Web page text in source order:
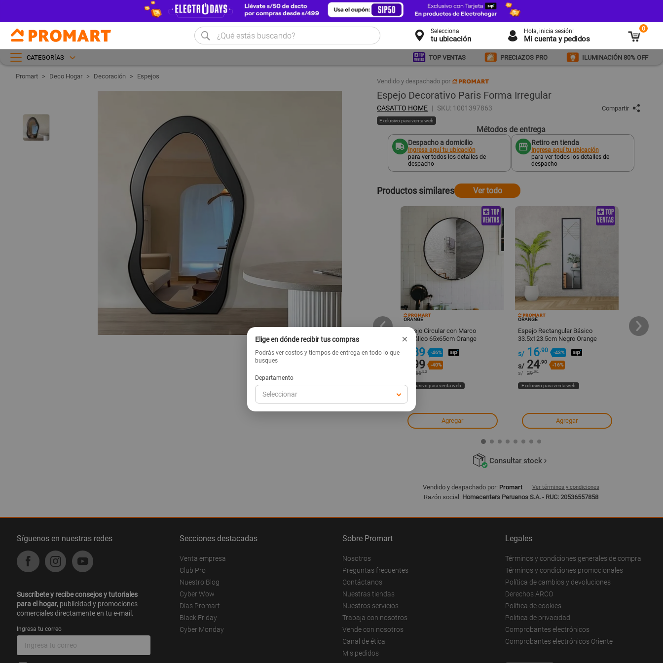
Selecciona
tu ubicación
Hola, inicia sesión!
Mi cuenta y pedidos
0
CATEGORÍAS TOP VENTAS PRECIAZOS PRO ILUMINACIÓN 80% OFF
Deco Hogar Decoración Espejos
Vendido y despachado por
Espejo Decorativo Paris Forma Irregular
CASATTO HOME SKU: 1001397863 Compartir
Exclusivo para venta web
Métodos de entrega
Despacho a domicilio
Ingresa aquí tu ubicación
para ver todos los detalles de
despacho
Retiro en tienda
Ingresa aquí tu ubicación
para ver todos los detalles de
despacho
Productos similares Ver todo
Espejo Rectangular Decorativo
Trento 70x100cm Melamina Negro
Melamina Escala 120x60cm
Exclusivo para venta web
ORANGE
Espejo Circular con Marco
Metálico 65x65cm Orange
89 -46%
99 -40%
166.90
Exclusivo para venta web
Agregar
ORANGE
Espejo Rectangular Básico
33.5x123.5cm Negro Orange
s/ 16.90 -43%
s/ 24.90
-16%
s/ 29.90
Exclusivo para venta web
Agregar
ORANGE
Espejo
Consultar stock
Vendido y despachado por: Promart Ver términos y condiciones
Razón social: Homecenters Peruanos S.A. - RUC: 20536557858
Síguenos en nuestras redes
Suscríbete y recibe consejos y tutoriales
para el hogar, publicidad y promociones
comerciales directamente en tu e-mail.
Ingresa tu correo
Secciones destacadas
Venta empresa
Club Pro
Nuestro Blog
Cyber Wow
Días Promart
Black Friday
Cyber Monday
Sobre Promart
Nosotros
Preguntas frecuentes
Contáctanos
Nuestras tiendas
Nuestros servicios
Trabaja con nosotros
Vende con nosotros
Canal de ética
Mis pedidos
Legales
Términos y condiciones generales de compra
Términos y condiciones promocionales
Política de cambios y devoluciones
Derechos ARCO
Política de cookies
Politica de privacidad
Comprobantes electrónicos
Comprobantes electrónicos Oriente
Elige en dónde recibir tus compras ×
Podrás ver costos y tiempos de entrega en todo lo que
busques
Departamento
Seleccionar